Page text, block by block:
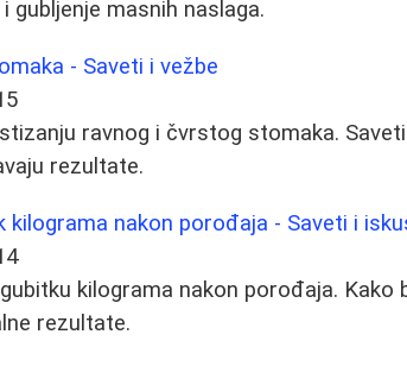
gubljenje masnih naslaga.
- Saveti i vežbe
ravnog i čvrstog stomaka.
rezultate.
kilograma nakon porođaja - Saveti i
kilograma nakon porođaja. Kako
rezultate.